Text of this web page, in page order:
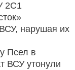
2С1
нарушая их
Псел в
ВСУ утонули